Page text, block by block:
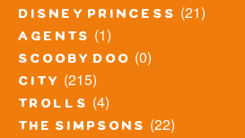
disney princess (21)
agents (1)
scooby doo (0)
city (215)
trolls (4)
the simpsons (22)